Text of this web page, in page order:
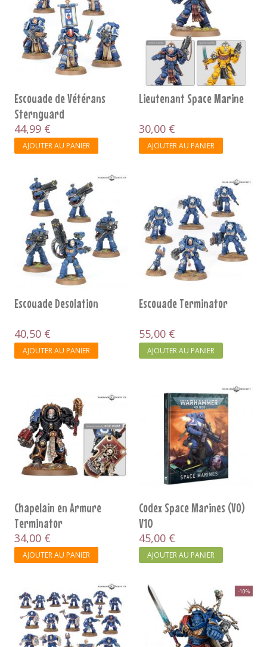
Escouade de Vétérans
Sternguard
44,99 €
AJOUTER AU PANIER
Lieutenant Space Marine
30,00 €
AJOUTER AU PANIER
Escouade Desolation
40,50 €
AJOUTER AU PANIER
Escouade Terminator
55,00 €
AJOUTER AU PANIER
Chapelain en Armure
Terminator
34,00 €
AJOUTER AU PANIER
Codex Space Marines (VO)
V10
45,00 €
AJOUTER AU PANIER
-10%